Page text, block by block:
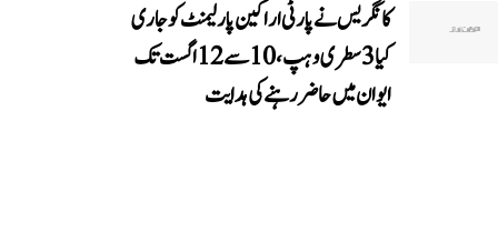
کانگریس نے پارٹی اراکین پارلیمنٹ کو جاری
کیا 3 سطری وہپ، 10 سے 12 اگست تک
ایوان میں حاضر رہنے کی ہدایت